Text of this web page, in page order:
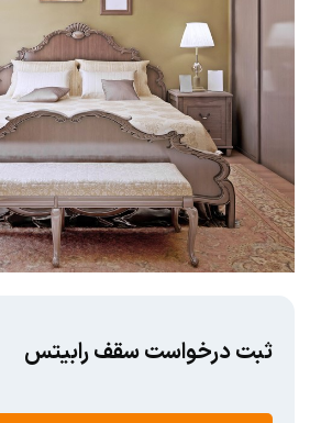
ثبت درخواست سقف رابیتس